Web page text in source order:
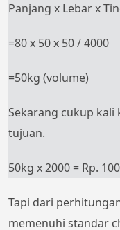
Panjang x Lebar x
=80 x 50 x 50 / 4000
=50kg (volume)
Sekarang cukup
tujuan.
50kg x 2000 = Rp.
Tapi dari
memenuhi standar